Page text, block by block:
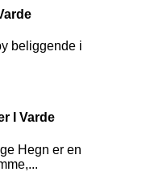
beliggende i
I Varde
Hegn er en